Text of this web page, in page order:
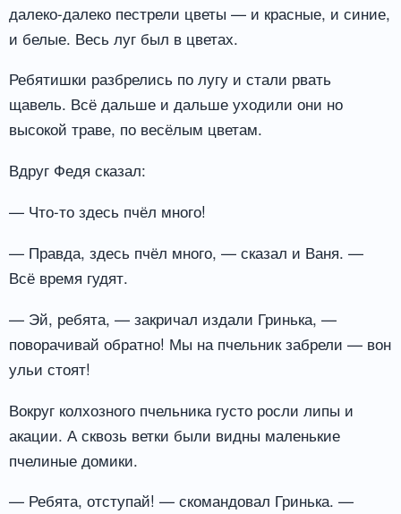
далеко-далеко пестрели цветы — и красные, и синие,
и белые. Весь луг был в цветах.
Ребятишки разбрелись по лугу и стали рвать
щавель. Всё дальше и дальше уходили они но
высокой траве, по весёлым цветам.
Вдруг Федя сказал:
— Что-то здесь пчёл много!
— Правда, здесь пчёл много, — сказал и Ваня. —
Всё время гудят.
— Эй, ребята, — закричал издали Гринька, —
поворачивай обратно! Мы на пчельник забрели — вон
ульи стоят!
Вокруг колхозного пчельника густо росли липы и
акации. А сквозь ветки были видны маленькие
пчелиные домики.
— Ребята, отступай! — скомандовал Гринька. —